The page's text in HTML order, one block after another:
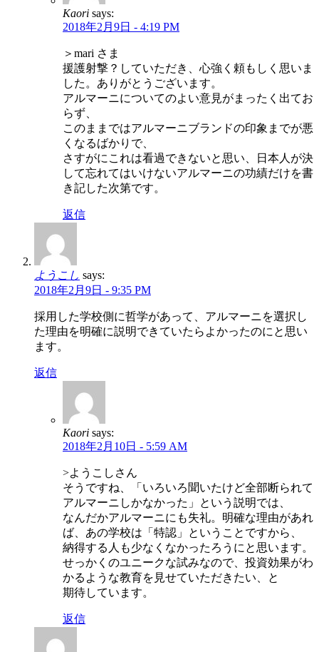
Kaori says:
2018年2月9日 - 4:19 PM
＞mari さま
援護射撃？していただき、心強く頼もしく思いま
した。ありがとうございます。
アルマーニについてのよい意見がまったく出てお
らず、
このままではアルマーニブランドの印象までが悪
くなるばかりで、
さすがにこれは看過できないと思い、日本人が決
して忘れてはいけないアルマーニの功績だけを書
き記した次第です。
返信
ようこし says:
2018年2月9日 - 9:35 PM
採用した学校側に哲学があって、アルマーニを選択し
た理由を明確に説明できていたらよかったのにと思い
ます。
返信
Kaori says:
2018年2月10日 - 5:59 AM
>ようこしさん
そうですね、「いろいろ聞いたけど全部断られて
アルマーニしかなかった」という説明では、
なんだかアルマーニにも失礼。明確な理由があれ
ば、あの学校は「特認」ということですから、
納得する人も少なくなかったろうにと思います。
せっかくのユニークな試みなので、投資効果がわ
かるような教育を見せていただきたい、と
期待しています。
返信